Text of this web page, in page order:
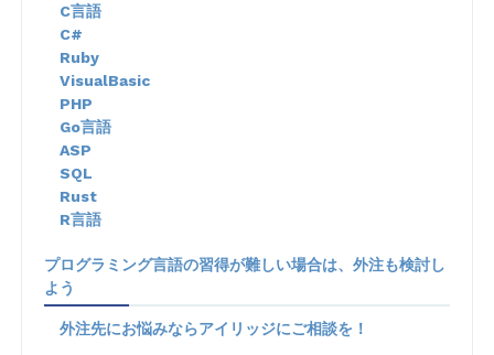
C言語
C#
Ruby
VisualBasic
PHP
Go言語
ASP
SQL
Rust
R言語
プログラミング言語の習得が難しい場合は、外注も検討し
よう
外注先にお悩みならアイリッジにご相談を！